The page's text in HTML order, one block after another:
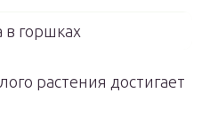
в горшках
растения достигает